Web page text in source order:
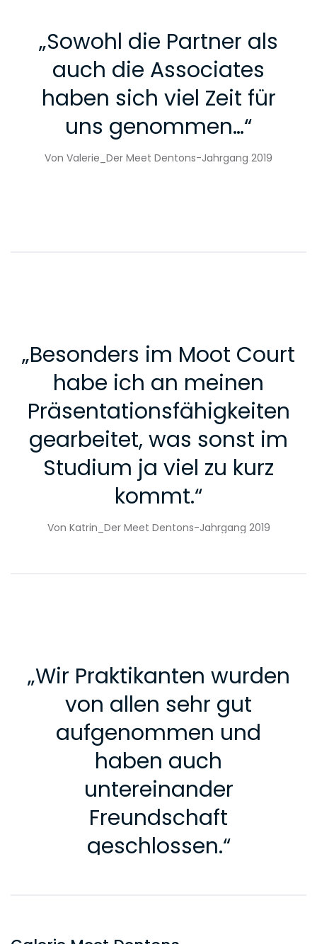
„Sowohl die Partner als
auch die Associates
haben sich viel Zeit für
uns genommen…“
Von Valerie_Der Meet Dentons-Jahrgang 2019
„Besonders im Moot Court
habe ich an meinen
Präsentationsfähigkeiten
gearbeitet, was sonst im
Studium ja viel zu kurz
kommt.“
Von Katrin_Der Meet Dentons-Jahrgang 2019
„Wir Praktikanten wurden
von allen sehr gut
aufgenommen und
haben auch
untereinander
Freundschaft
geschlossen.“